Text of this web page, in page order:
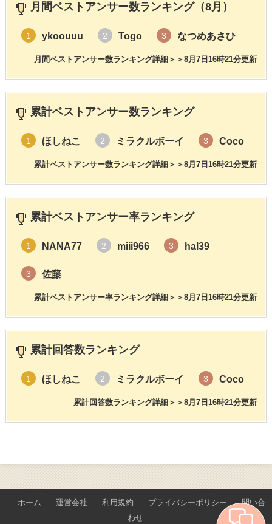
月間ベストアンサー数ランキング（8月）
1 ykoouuu 2 Togo 3 なつめあさひ
8月7日16時21分更新
月間ベストアンサー数ランキング詳細＞＞
累計ベストアンサー数ランキング
1 ほしねこ 2 ミラクルボーイ 3 Coco
8月7日16時21分更新
累計ベストアンサー数ランキング詳細＞＞
累計ベストアンサー率ランキング
1 NANA77 2 miii966 3 hal39
3 佐藤
8月7日16時21分更新
累計ベストアンサー率ランキング詳細＞＞
累計回答数ランキング
1 ほしねこ 2 ミラクルボーイ 3 Coco
8月7日16時21分更新
累計回答数ランキング詳細＞＞
ホーム 運営会社 利用規約 プライバシーポリシー
問い合
わせ